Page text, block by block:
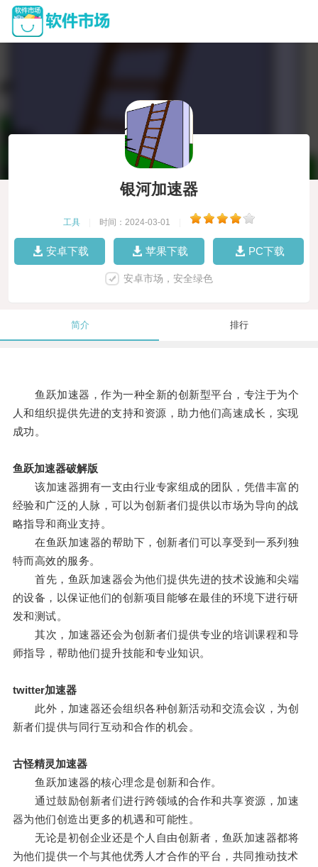
银河加速器
工具 时间：2024-03-01
安卓下载 苹果下载 PC下载
安卓市场，安全绿色
简介 排行
鱼跃加速器，作为一种全新的创新型平台，专注于为个
人和组织提供先进的支持和资源，助力他们高速成长，实现
成功。
鱼跃加速器破解版
该加速器拥有一支由行业专家组成的团队，凭借丰富的
经验和广泛的人脉，可以为创新者们提供以市场为导向的战
略指导和商业支持。
在鱼跃加速器的帮助下，创新者们可以享受到一系列独
特而高效的服务。
首先，鱼跃加速器会为他们提供先进的技术设施和尖端
的设备，以保证他们的创新项目能够在最佳的环境下进行研
发和测试。
其次，加速器还会为创新者们提供专业的培训课程和导
师指导，帮助他们提升技能和专业知识。
twitter加速器
此外，加速器还会组织各种创新活动和交流会议，为创
新者们提供与同行互动和合作的机会。
古怪精灵加速器
鱼跃加速器的核心理念是创新和合作。
通过鼓励创新者们进行跨领域的合作和共享资源，加速
器为他们创造出更多的机遇和可能性。
无论是初创企业还是个人自由创新者，鱼跃加速器都将
为他们提供一个与其他优秀人才合作的平台，共同推动技术